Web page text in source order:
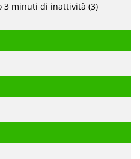
3 minuti di inattività (3)